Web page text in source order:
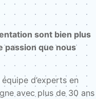
sont bien plus
passion que nous
d’experts en
avec plus de 30 ans